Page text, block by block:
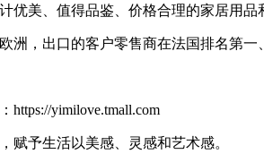
优美、值得品鉴、价格合理的家居用品
洲，出口的客户零售商在法国排名第一
yimilove.tmall.com
赋予生活以美感、灵感和艺术感。